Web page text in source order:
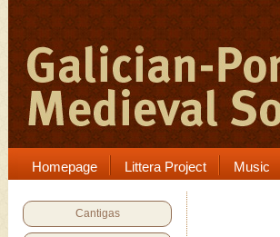
Homepage Littera Project Music
Cantigas